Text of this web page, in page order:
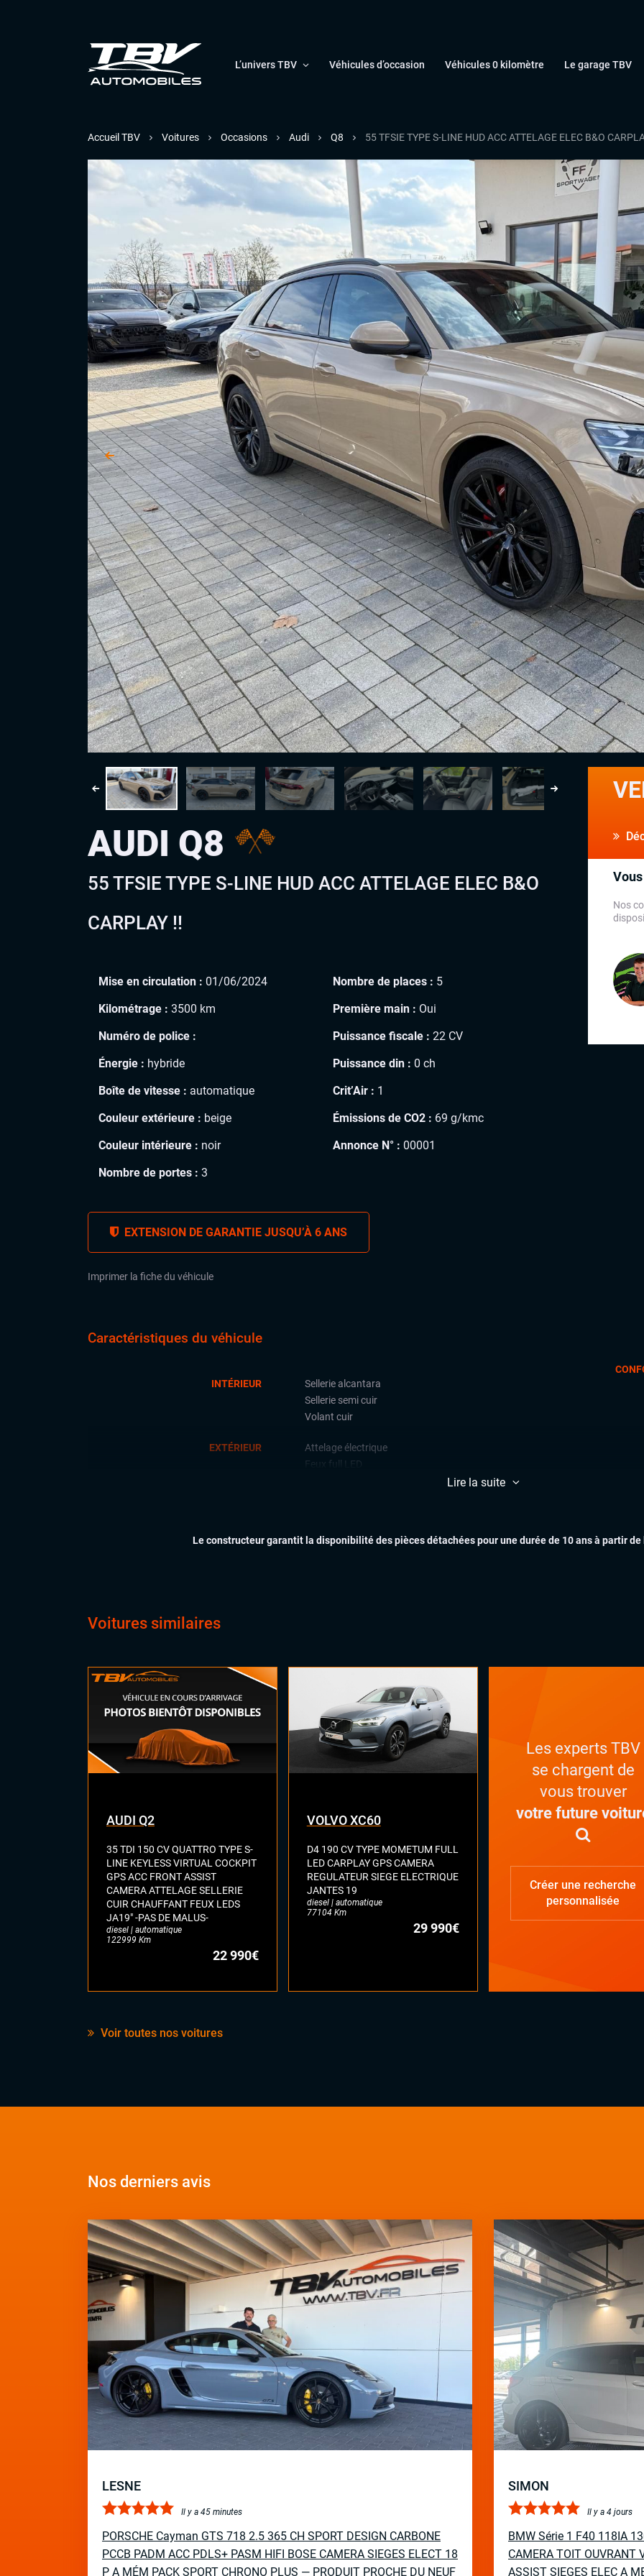
L’univers TBV Véhicules d’occasion Véhicules 0 kilomètre Le garage TBV
Accueil TBV Voitures Occasions Audi Q8 55 TFSIE TYPE S-LINE HUD ACC ATTELAGE ELEC B&O
AUDI Q8
55 TFSIE TYPE S-LINE HUD ACC ATTELAGE ELEC B&O
CARPLAY !!
Mise en circulation : 01/06/2024
Kilométrage : 3500 km
Numéro de police :
Énergie : hybride
Boîte de vitesse : automatique
Couleur extérieure : beige
Couleur intérieure : noir
Nombre de portes : 3
Nombre de places : 5
Première main : Oui
Puissance fiscale : 22 CV
Puissance din : 0 ch
Crit’Air : 1
Émissions de CO2 : 69 g/kmc
Annonce N° : 00001
EXTENSION DE GARANTIE JUSQU’À 6 ANS
Imprimer la fiche du véhicule
Nos
Caractéristiques du véhicule
INTÉRIEUR
Sellerie alcantara
Sellerie semi cuir
Volant cuir
EXTÉRIEUR
Attelage électrique
Feux full LED
ÉLECTRONIQUE
Carplay (Apple carplay, Android auto,
Système HIFI
Téléphone Bluetooth
Lire la suite
Le constructeur garantit la disponibilité des pièces détachées pour une durée de 10 ans à partir
Voitures similaires
AUDI Q2
35 TDI 150 CV QUATTRO TYPE S-
LINE KEYLESS VIRTUAL COCKPIT
GPS ACC FRONT ASSIST
CAMERA ATTELAGE SELLERIE
CUIR CHAUFFANT FEUX LEDS
JA19" -PAS DE MALUS-
diesel | automatique
122999 Km
22 990€
VOLVO XC60
D4 190 CV TYPE MOMETUM FULL
LED CARPLAY GPS CAMERA
REGULATEUR SIEGE ELECTRIQUE
JANTES 19
diesel | automatique
77104 Km
29 990€
Les experts TBV
se chargent de
vous trouver
votre future
Créer une recherche
personnalisée
Voir toutes nos voitures
Nos derniers avis
LESNE
Il y a 45 minutes
PORSCHE Cayman GTS 718 2.5 365 CH SPORT DESIGN CARBONE
PCCB PADM ACC PDLS+ PASM HIFI BOSE CAMERA SIEGES ELECT 18
P A MÉM PACK SPORT CHRONO PLUS — PRODUIT PROCHE DU NEUF
SIMON
Il y a 4 jours
BMW Série 1 F40 118IA
CAMERA TOIT OUVRANT
ASSIST SIEGES ELEC A